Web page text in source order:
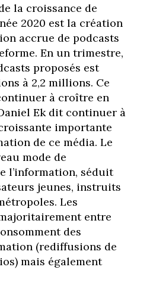
la croissance de
2020 est la création
accrue de podcasts
En un trimestre,
proposés est
à 2,2 millions. Ce
à croître en
Ek dit continuer à
importante
de ce média. Le
mode de
l’information, séduit
jeunes, instruits
Les
entre
des
(rediffusions de
mais également